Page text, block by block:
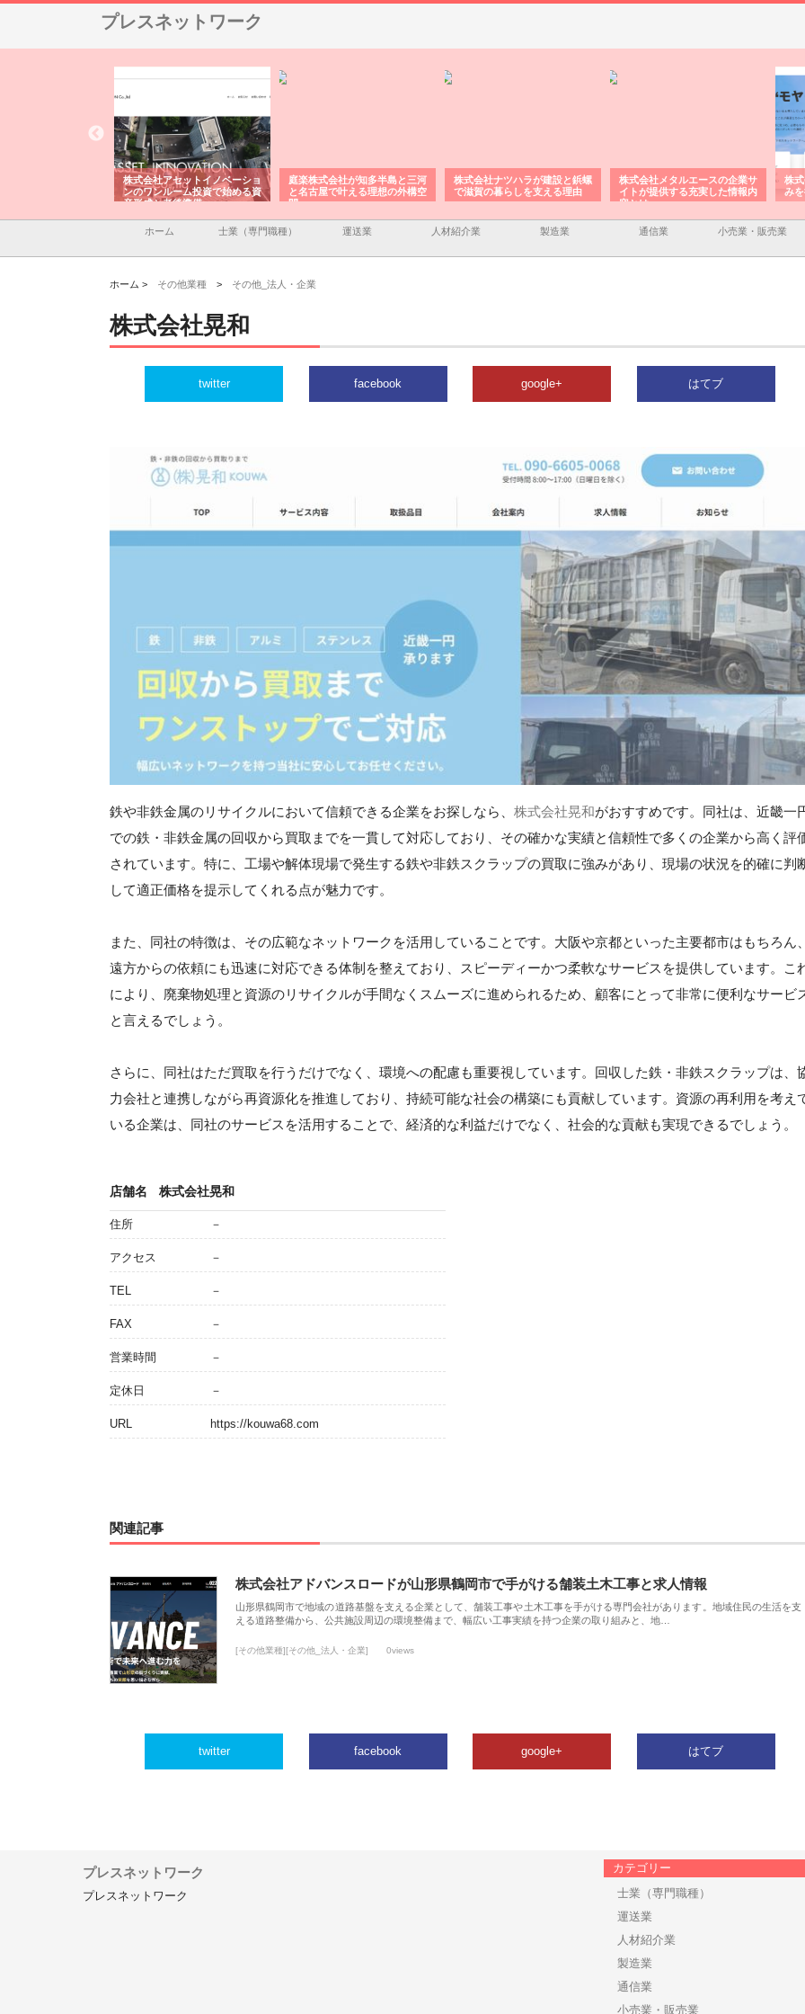
プレスネットワーク
株式会社アセットイノベーショ
ンのワンルーム投資で始める資
産形成と老後準備
庭楽株式会社が知多半島と三河
と名古屋で叶える理想の外構空
間
株式会社ナツハラが建設と鋲螺
で滋賀の暮らしを支える理由
株式会社メタルエースの企業サ
イトが提供する充実した情報内
容とは
株
み
ホーム 士業（専門職種） 運送業 人材紹介業 製造業 通信業 小売業・販売業
ホーム > その他業種 > その他_法人・企業
株式会社晃和
twitter facebook google+ はてブ
鉄や非鉄金属のリサイクルにおいて信頼できる企業をお探しなら、 株式会社晃和がおすすめです。同社は、近畿一
での鉄・非鉄金属の回収から買取までを一貫して対応しており、その確かな実績と信頼性で多くの企業から高く評
されています。特に、工場や解体現場で発生する鉄や非鉄スクラップの買取に強みがあり、現場の状況を的確に判
して適正価格を提示してくれる点が魅力です。
また、同社の特徴は、その広範なネットワークを活用していることです。大阪や京都といった主要都市はもちろん、
遠方からの依頼にも迅速に対応できる体制を整えており、スピーディーかつ柔軟なサービスを提供しています。こ
により、廃棄物処理と資源のリサイクルが手間なくスムーズに進められるため、顧客にとって非常に便利なサービ
と言えるでしょう。
さらに、同社はただ買取を行うだけでなく、環境への配慮も重要視しています。回収した鉄・非鉄スクラップは、
力会社と連携しながら再資源化を推進しており、持続可能な社会の構築にも貢献しています。資源の再利用を考え
いる企業は、同社のサービスを活用することで、経済的な利益だけでなく、社会的な貢献も実現できるでしょう。
店舗名 株式会社晃和
住所 －
アクセス －
TEL －
FAX －
営業時間 －
定休日 －
URL https://kouwa68.com
関連記事
株式会社アドバンスロードが山形県鶴岡市で手がける舗装土木工事と求人情報
山形県鶴岡市で地域の道路基盤を支える企業として、舗装工事や土木工事を手がける専門会社があります。地域住民の生活を支
える道路整備から、公共施設周辺の環境整備まで、幅広い工事実績を持つ企業の取り組みと、地…
[その他業種][その他_法人・企業] 0views
twitter facebook google+ はてブ
プレスネットワーク
プレスネットワーク
カテゴリー
士業（専門職種）
運送業
人材紹介業
製造業
通信業
小売業・販売業